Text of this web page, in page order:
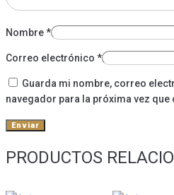
Nombre*
Correo electrónico *
Guarda mi nombre, correo
navegador para la próxima vez que
PRODUCTOS